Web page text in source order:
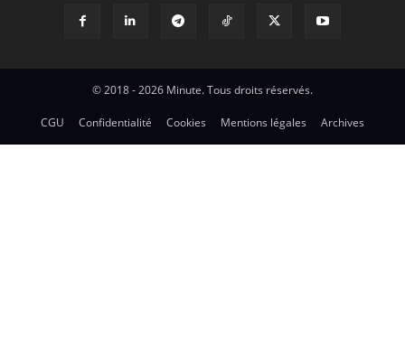
© 2018 - 2026 Minute. Tous droits réservés.
CGU Confidentialité Cookies Mentions légales Archives